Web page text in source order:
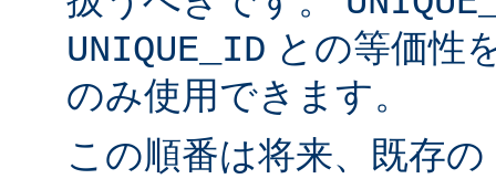
UNIQUE_ID との等価性
のみ使用できます。
この順番は将来、既存の